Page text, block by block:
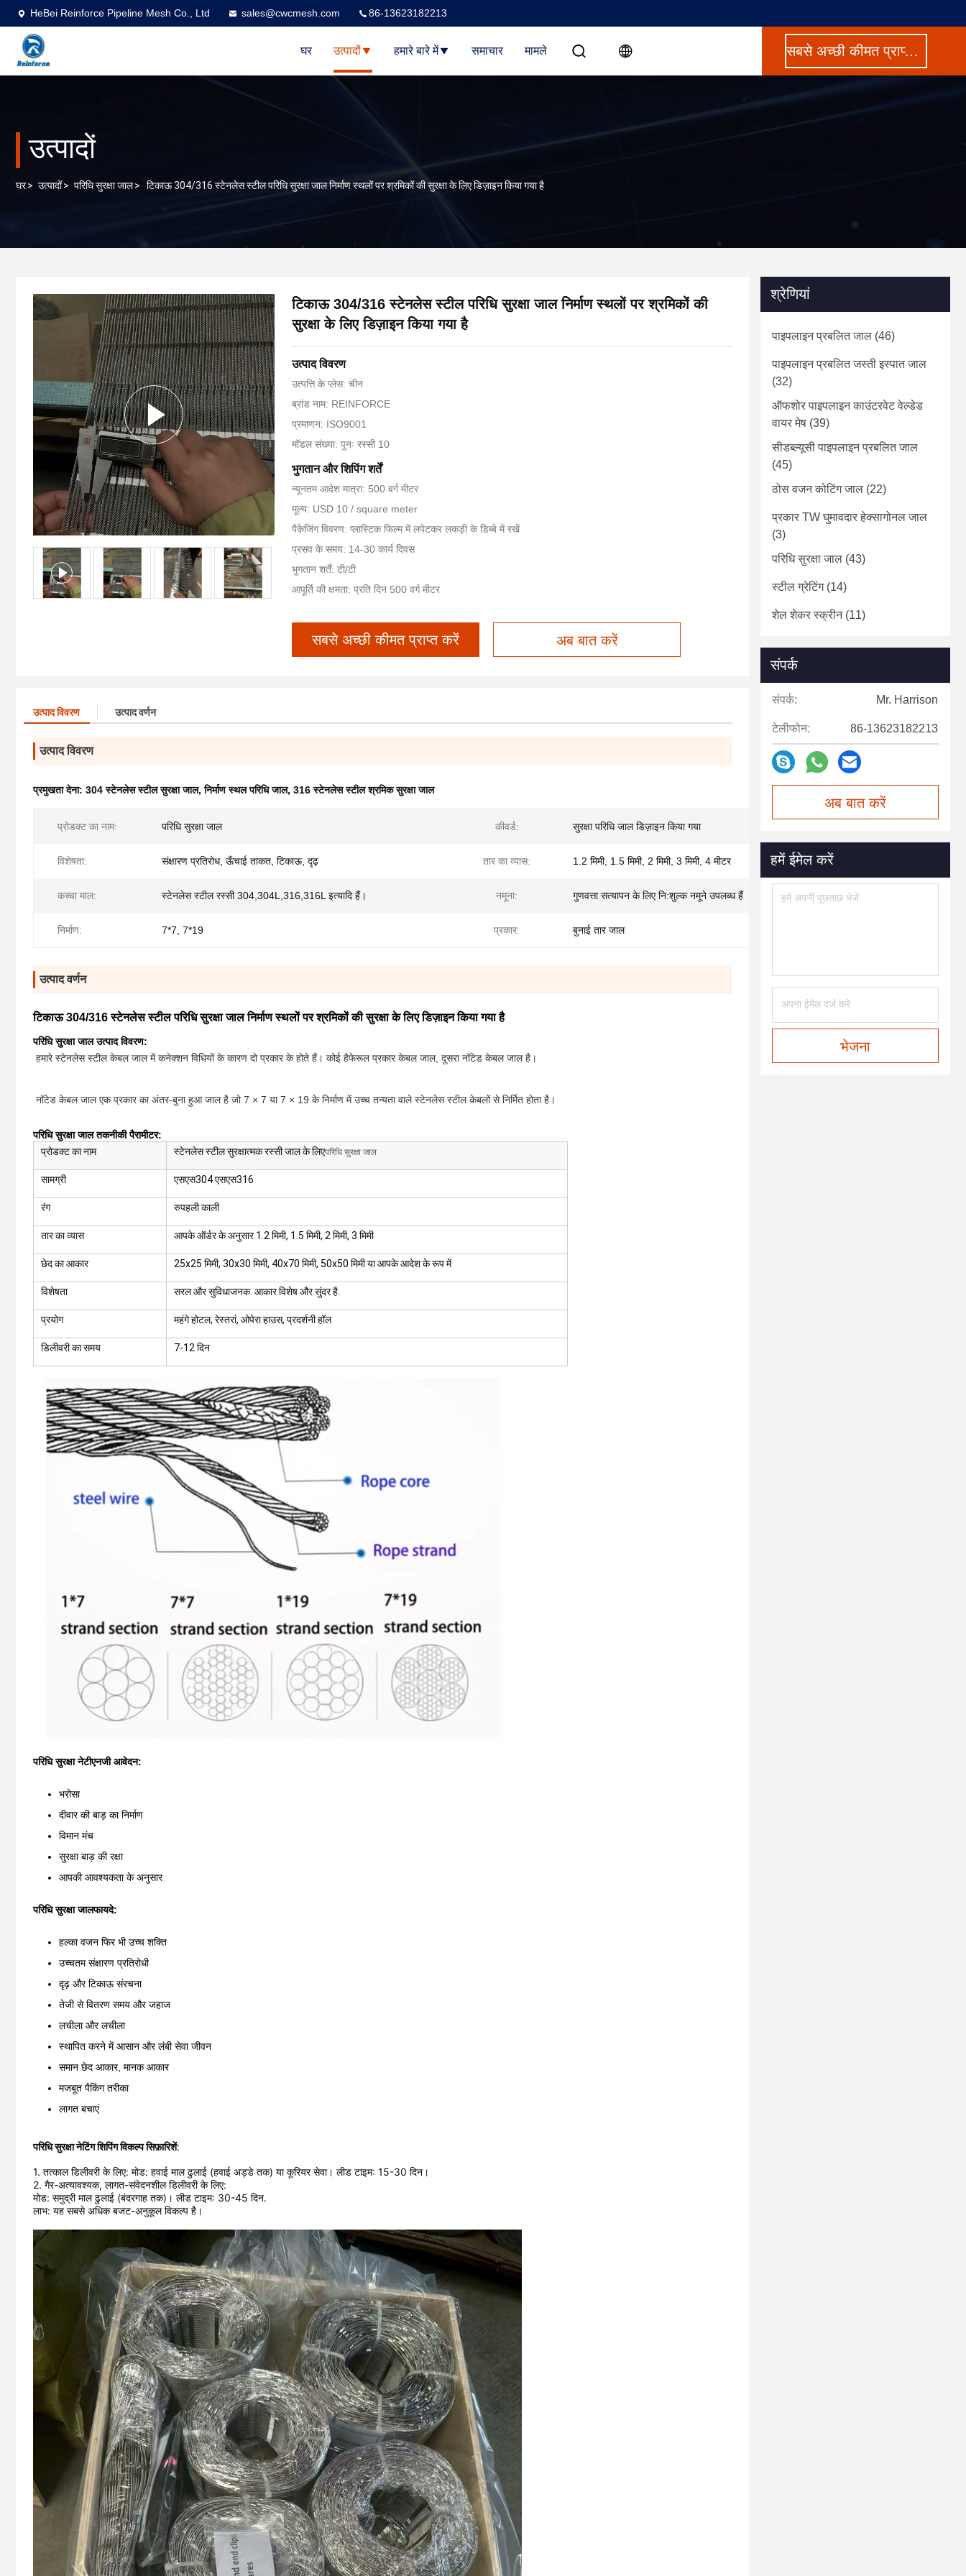
HeBei Reinforce Pipeline Mesh Co., Ltd sales@cwcmesh.com 86-13623182213
घर उत्पादों हमारे बारे में समाचार मामले सबसे अच्छी कीमत प्राप्त करें
उत्पादों
घर> उत्पादों> परिधि सुरक्षा जाल> टिकाऊ 304/316 स्टेनलेस स्टील परिधि सुरक्षा जाल निर्माण स्थलों पर श्रमिकों की सुरक्षा के लिए डिज़ाइन किया गया है
टिकाऊ 304/316 स्टेनलेस स्टील परिधि सुरक्षा जाल निर्माण स्थलों पर श्रमिकों की
सुरक्षा के लिए डिज़ाइन किया गया है
उत्पाद विवरण
उत्पत्ति के प्लेस: चीन
ब्रांड नाम: REINFORCE
प्रमाणन: ISO9001
मॉडल संख्या: पुनः रस्सी 10
भुगतान और शिपिंग शर्तें
न्यूनतम आदेश मात्रा: 500 वर्ग मीटर
मूल्य: USD 10 / square meter
पैकेजिंग विवरण: प्लास्टिक फिल्म में लपेटकर लकड़ी के डिब्बे में रखें
प्रसव के समय: 14-30 कार्य दिवस
भुगतान शर्तें: टी/टी
आपूर्ति की क्षमता: प्रति दिन 500 वर्ग मीटर
सबसे अच्छी कीमत प्राप्त करें अब बात करें
उत्पाद विवरण उत्पाद वर्णन
उत्पाद विवरण
प्रमुखता देना: 304 स्टेनलेस स्टील सुरक्षा जाल,निर्माण स्थल परिधि जाल, 316 स्टेनलेस स्टील श्रमिक सुरक्षा जाल
प्रोडक्ट का नाम: परिधि सुरक्षा जाल कीवर्ड: सुरक्षा परिधि जाल डिज़ाइन किया गया
विशेषता: संक्षारण प्रतिरोध, ऊँचाई ताकत, टिकाऊ, दृढ़ तार का व्यास: 1.2 मिमी, 1.5 मिमी, 2 मिमी, 3 मिमी, 4 मीटर
कच्चा माल: स्टेनलेस स्टील रस्सी 304,304L,316,316L इत्यादि हैं। नमूना: गुणवत्ता सत्यापन के लिए नि:शुल्क नमूने उपलब्ध हैं
निर्माण: 7*7, 7*19 प्रकार: बुनाई तार जाल
उत्पाद वर्णन
टिकाऊ 304/316 स्टेनलेस स्टील परिधि सुरक्षा जाल निर्माण स्थलों पर श्रमिकों की सुरक्षा के लिए डिज़ाइन किया गया है
परिधि सुरक्षा जाल उत्पाद विवरण:
हमारे स्टेनलेस स्टील केबल जाल में कनेक्शन विधियों के कारण दो प्रकार के होते हैं। कोई हैफेरूल प्रकार केबल जाल, दूसरा नॉटेड केबल जाल है।
नॉटेड केबल जाल एक प्रकार का अंतर-बुना हुआ जाल है जो 7 × 7 या 7 × 19 के निर्माण में उच्च तन्यता वाले स्टेनलेस स्टील केबलों से निर्मित होता है।
परिधि सुरक्षा जाल तकनीकी पैरामीटर:
प्रोडक्ट का नाम
स्टेनलेस स्टील सुरक्षात्मक रस्सी जाल के लिएपरिधि सुरक्षा जाल
सामग्री एसएस304 एसएस316
रंग रुपहली काली
तार का व्यास आपके ऑर्डर के अनुसार 1.2 मिमी, 1.5 मिमी, 2 मिमी, 3 मिमी
छेद का आकार 25x25 मिमी, 30x30 मिमी, 40x70 मिमी, 50x50 मिमी या आपके आदेश के रूप में
विशेषता सरल और सुविधाजनक. आकार विशेष और सुंदर है.
प्रयोग महंगे होटल, रेस्तरां, ओपेरा हाउस, प्रदर्शनी हॉल
डिलीवरी का समय 7-12 दिन
परिधि सुरक्षा नेटीएनजी आवेदन:
भरोसा
दीवार की बाड़ का निर्माण
विमान मंच
सुरक्षा बाड़ की रक्षा
आपकी आवश्यकता के अनुसार
परिधि सुरक्षा जालफायदे:
हल्का वजन फिर भी उच्च शक्ति
उच्चतम संक्षारण प्रतिरोधी
दृढ़ और टिकाऊ संरचना
तेजी से वितरण समय और जहाज
लचीला और लचीला
स्थापित करने में आसान और लंबी सेवा जीवन
समान छेद आकार, मानक आकार
मजबूत पैकिंग तरीका
लागत बचाएं
परिधि सुरक्षा नेटिंग शिपिंग विकल्प सिफ़ारिशें:
1. तत्काल डिलीवरी के लिए: मोड: हवाई माल ढुलाई (हवाई अड्डे तक) या कूरियर सेवा। लीड टाइम: 15-30 दिन।
2. गैर-अत्यावश्यक, लागत-संवेदनशील डिलीवरी के लिए:
मोड: समुद्री माल ढुलाई (बंदरगाह तक)। लीड टाइम: 30-45 दिन.
लाभ: यह सबसे अधिक बजट-अनुकूल विकल्प है।
श्रेणियां
पाइपलाइन प्रबलित जाल (46)
पाइपलाइन प्रबलित जस्ती इस्पात जाल
(32)
ऑफशोर पाइपलाइन काउंटरवेट वेल्डेड
वायर मेष (39)
सीडब्ल्यूसी पाइपलाइन प्रबलित जाल
(45)
ठोस वजन कोटिंग जाल (22)
प्रकार TW घुमावदार हेक्सागोनल जाल
(3)
परिधि सुरक्षा जाल (43)
स्टील ग्रेटिंग(14)
शेल शेकर स्क्रीन(11)
संपर्क
संपर्क: Mr. Harrison
टेलीफोन: 86-13623182213
अब बात करें
हमें ईमेल करें
भेजना